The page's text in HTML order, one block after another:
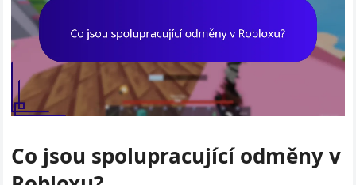
Co jsou spolupracující odměny v